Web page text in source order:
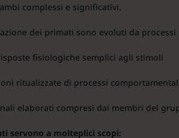
complessi e significativi.
dei primati sono evoluti da processi
fisiologiche semplici agli stimoli
ritualizzate di processi
elaborati compresi dai membri del
servono a molteplici scopi: